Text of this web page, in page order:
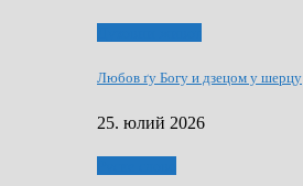
Любов ґу Богу и дзецом у шерцу
25. юлий 2026